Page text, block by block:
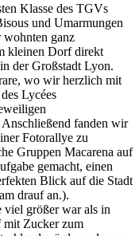
Klasse des TGVs
und Umarmungen
wohnten ganz
kleinen Dorf direkt
der Großstadt Lyon.
wo wir herzlich mit
Lycées
fanden wir
Fotorallye zu
Gruppen Macarena auf
gemacht, einen
Blick auf die Stadt
drauf an.).
größer war als in
mit Zucker zum